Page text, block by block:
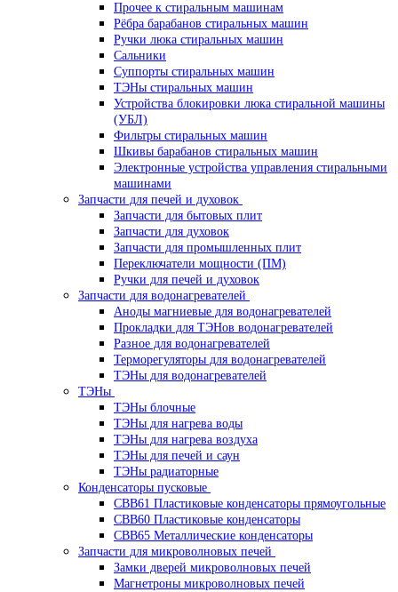
Прочее к стиральным машинам
Рёбра барабанов стиральных машин
Ручки люка стиральных машин
Сальники
Суппорты стиральных машин
ТЭНы стиральных машин
Устройства блокировки люка стиральной машины
(УБЛ)
Фильтры стиральных машин
Шкивы барабанов стиральных машин
Электронные устройства управления стиральными
машинами
Запчасти для печей и духовок
Запчасти для бытовых плит
Запчасти для духовок
Запчасти для промышленных плит
Переключатели мощности (ПМ)
Ручки для печей и духовок
Запчасти для водонагревателей
Аноды магниевые для водонагревателей
Прокладки для ТЭНов водонагревателей
Разное для водонагревателей
Терморегуляторы для водонагревателей
ТЭНы для водонагревателей
ТЭНы
ТЭНы блочные
ТЭНы для нагрева воды
ТЭНы для нагрева воздуха
ТЭНы для печей и саун
ТЭНы радиаторные
Конденсаторы пусковые
CBB61 Пластиковые конденсаторы прямоугольные
CBB60 Пластиковые конденсаторы
CBB65 Металлические конденсаторы
Запчасти для микроволновых печей
Замки дверей микроволновых печей
Магнетроны микроволновых печей